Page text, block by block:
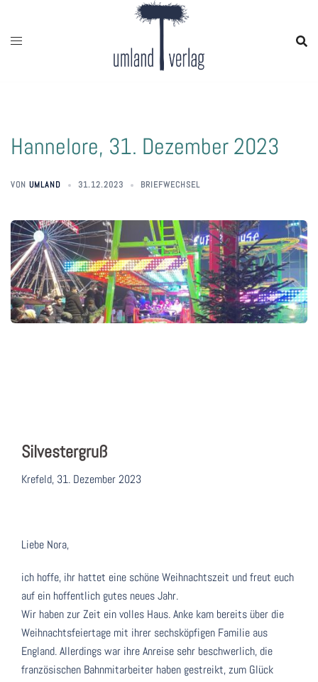
springen
Hannelore, 31. Dezember 2023
VON UMLAND 31.12.2023 BRIEFWECHSEL
Silvestergruß
Krefeld, 31. Dezember 2023
Liebe Nora,
ich hoffe, ihr hattet eine schöne Weihnachtszeit und freut euch
auf ein hoffentlich gutes neues Jahr.
Wir haben zur Zeit ein volles Haus. Anke kam bereits über die
Weihnachtsfeiertage mit ihrer sechsköpfigen Familie aus
England. Allerdings war ihre Anreise sehr beschwerlich, die
französischen Bahnmitarbeiter haben gestreikt, zum Glück